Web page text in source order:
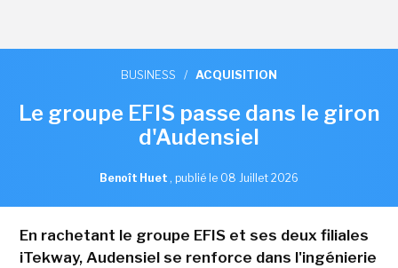
BUSINESS / ACQUISITION
Le groupe EFIS passe dans le giron
d'Audensiel
Benoît Huet , publié le 08 Juillet 2026
En rachetant le groupe EFIS et ses deux filiales
iTekway, Audensiel se renforce dans l'ingénierie